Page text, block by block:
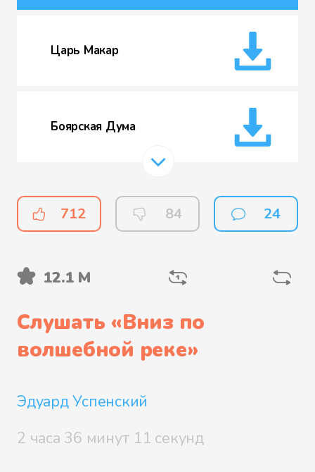
Царь Макар
Боярская Дума
Писарь Чумичка
Василиса Премудрая
Соловей Разбойник
Кощей Бессмертный
712 84 24
12.1 М
Слушать «Вниз по
волшебной реке»
Эдуард Успенский
2 часа 36 минут 11 секунд